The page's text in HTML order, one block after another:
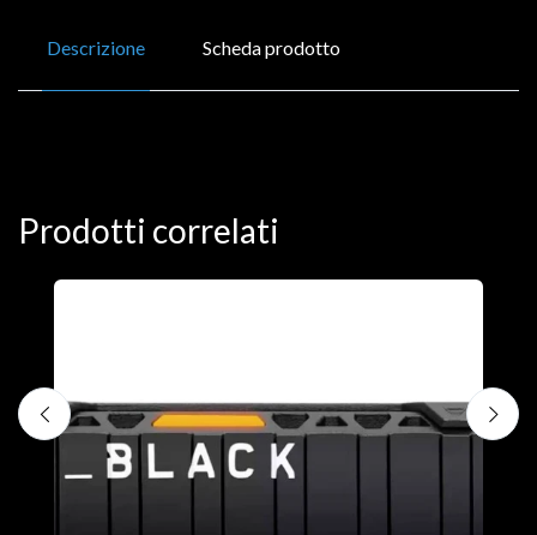
Descrizione Scheda prodotto
Prodotti correlati